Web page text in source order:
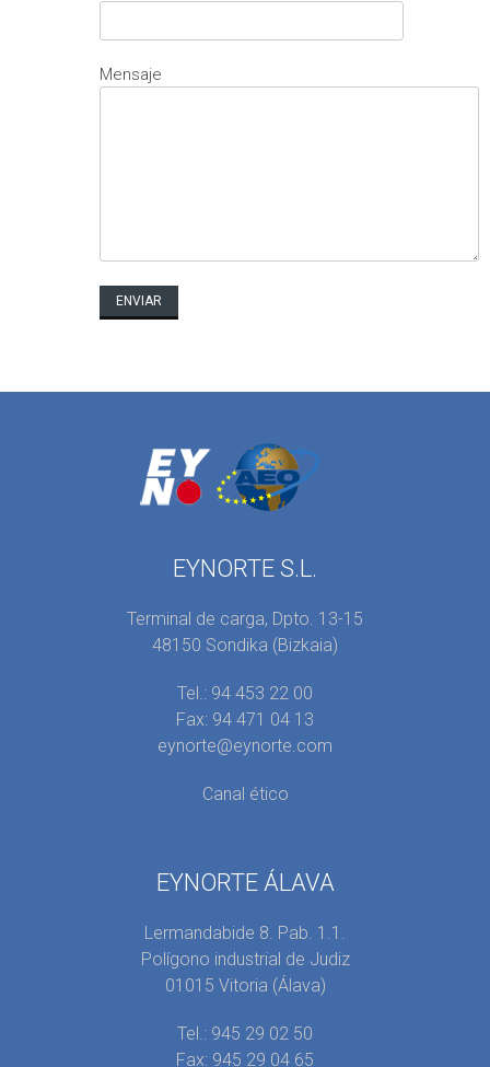
Mensaje
EYNORTE S.L.
Terminal de carga, Dpto. 13-15
48150 Sondika (Bizkaia)
Tel.: 94 453 22 00
Fax: 94 471 04 13
eynorte@eynorte.com
Canal ético
EYNORTE ÁLAVA
Lermandabide 8. Pab. 1.1.
Polígono industrial de Judiz
01015 Vitoria (Álava)
Tel.: 945 29 02 50
Fax: 945 29 04 65